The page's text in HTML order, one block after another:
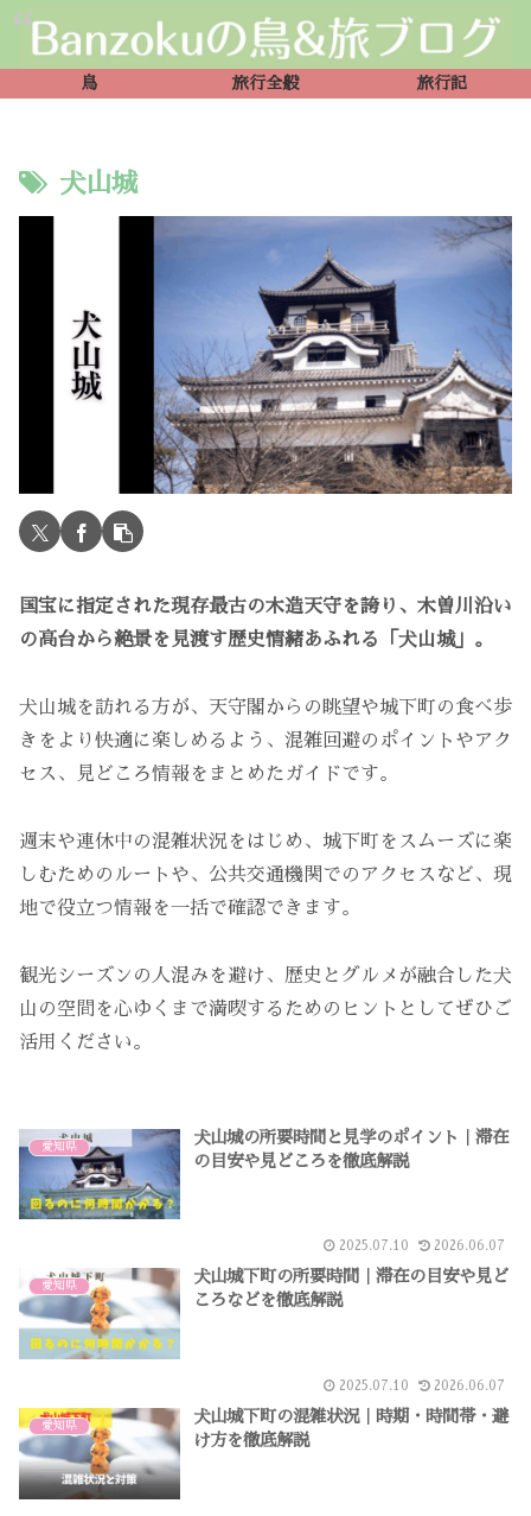
鳥 旅行全般 旅行記
犬山城
国宝に指定された現存最古の木造天守を誇り、木曽川沿い
の高台から絶景を見渡す歴史情緒あふれる「犬山城」。
犬山城を訪れる方が、天守閣からの眺望や城下町の食べ歩
きをより快適に楽しめるよう、混雑回避のポイントやアク
セス、見どころ情報をまとめたガイドです。
週末や連休中の混雑状況をはじめ、城下町をスムーズに楽
しむためのルートや、公共交通機関でのアクセスなど、現
地で役立つ情報を一括で確認できます。
観光シーズンの人混みを避け、歴史とグルメが融合した犬
山の空間を心ゆくまで満喫するためのヒントとしてぜひご
活用ください。
愛知県
犬山城の所要時間と見学のポイント｜滞在
の目安や見どころを徹底解説
2025.07.10 2026.06.07
愛知県
犬山城下町の所要時間｜滞在の目安や見ど
ころなどを徹底解説
2025.07.10 2026.06.07
愛知県
犬山城下町の混雑状況｜時期・時間帯・避
け方を徹底解説